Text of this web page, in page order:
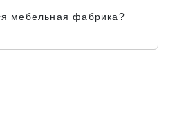
мебельная фабрика?